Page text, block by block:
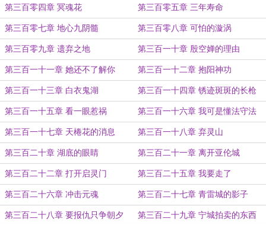
第三百零四章 冥魂花 第三百零五章 三年寿命
第三百零七章 地心九阴髓 第三百零八章 可怕的漩涡
第三百零九章 遗弃之地 第三百一十章 殷空婵的理由
第三百一十一章 她还不了解你 第三百一十二章 抱阳神功
第三百一十三章 白衣鬼湖 第三百一十四章 锈迹斑斑的长枪
第三百一十五章 看一眼惹祸 第三百一十六章 我可是懂法守法
第三百一十七章 天棬花的消息 第三百一十八章 弃灵山
第三百二十章 湖底的眼睛 第三百二十一章 离开亚伦城
第三百二十二章 打开启灵门 第三百二十五章 我要走了
第三百二十六章 冲击元魂 第三百二十七章 青雷城的影子
第三百二十八章 要报仇只争朝夕 第三百二十九章 宁城拍卖的东西